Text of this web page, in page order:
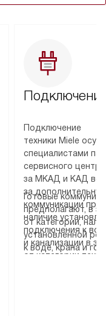
Подключение
техники Miele
специалистами
сервисного
за МКАД и КАД
за
коммуникации
наличие
подключения к
и канализации в
от категории
Готовые
предполагают, в
от категории,
установленной
к воде, крана и